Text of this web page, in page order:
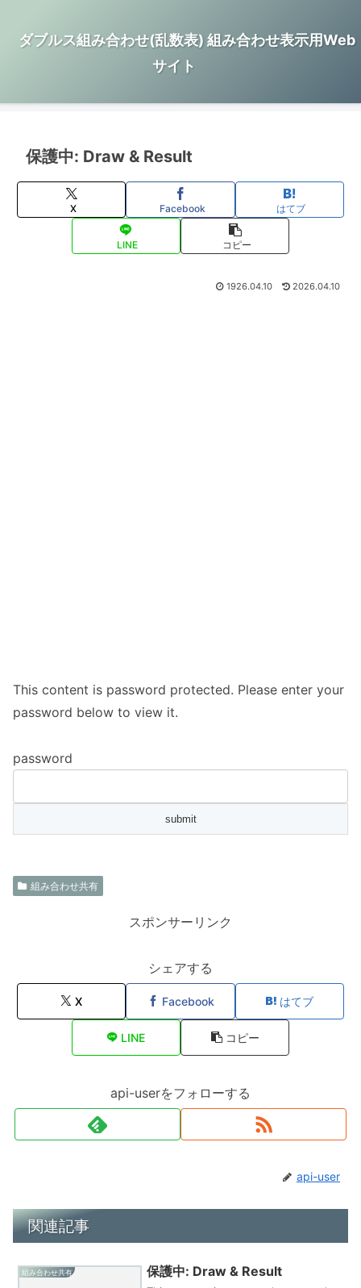
ダブルス組み合わせ(乱数表) 組み合わせ表示用Web
サイト
保護中: Draw & Result
X Facebook はてブ
LINE コピー
1926.04.10 2026.04.10
This content is password protected. Please enter your
password below to view it.
password
組み合わせ共有
スポンサーリンク
シェアする
X Facebook はてブ
LINE コピー
api-userをフォローする
api-user
関連記事
組み合わせ共有 保護中: Draw & Result